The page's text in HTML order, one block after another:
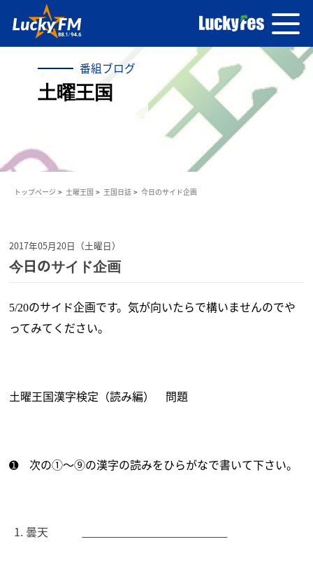
番組ブログ
土曜王国
トップページ 土曜王国 王国日誌 今日のサイド企画
2017年05月20日（土曜日）
今日のサイド企画
5/20のサイド企画です。気が向いたらで構いませんのでや
ってみてください。
土曜王国漢字検定（読み編） 問題
➊ 次の①～⑨の漢字の読みをひらがなで書いて下さい。
曇天